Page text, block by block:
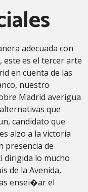
adecuada con
este es el tercer arte
en cuenta de las
nuestro
Madrid averigua
que
candidato que
alzo a la victoria
presencia de
dirigida lo mucho
de la Avenida,
ensei�ar el